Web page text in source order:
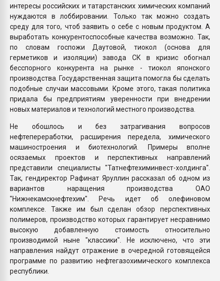
интересы российских и татарстанских химических компаний
нуждаются в лоббировании. Только так можно создать
среду для того, чтоб заявить о себе с новым продуктом. А
выработать конкурентоспособные качества возможно. Так,
по словам госпожи Даутовой, тиокол (основа для
герметиков и изоляции) завода СК в кризис обогнал
бесспорного конкурента на рынке - тиокол японского
производства. Государственная защита помогла бы сделать
подобные случаи массовыми. Кроме этого, такая политика
придала бы предприятиям уверенности при внедрении
новых материалов и технологий местного производства.
Не обошлось и без затрагивания вопросов
нефтепереработки, расширения передела, химического
машиностроения и биотехнологий. Примеры вполне
осязаемых проектов и перспективных направлений
представили специалисты "Татнефтехиминвест-холдинга".
Так, гендиректор Рафинат Яруллин рассказал об одном из
вариантов наращения производства ОАО
"Нижнекамскнефтехим". Речь идет об олефиновом
комплексе. Также им был сделан обзор перспективных
полимеров, производство которых гарантирует несравнимо
высокую добавленную стоимость относительно
производимой ныне "классики". Не исключено, что эти
направления найдут отражение в очередной готовящейся
программе по развитию нефтегазохимического комплекса
республики.